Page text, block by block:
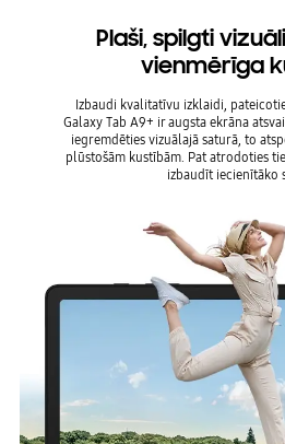
Plaši, spilgti
vienmērīga
Izbaudi kvalitatīvu izklaidi,
Galaxy Tab A9+ ir augsta ekrāna
iegremdēties vizuālajā saturā, to
plūstošām kustībām. Pat atrodoties
izbaudīt iecienītāko